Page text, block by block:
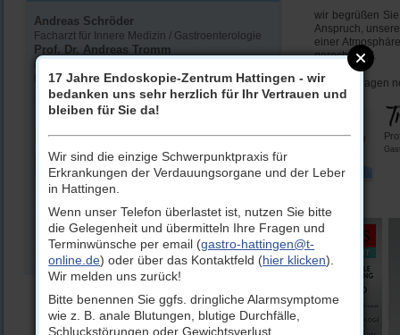
Andreas Schröder
Facharzt für Innere Medizin / Gastroenterologie
Prof. Dr. Andreas Tromm
Facharzt für Innere Medizin / Gastroenterologie /
Proktologie / Ernährungsmedizin
0 23 24 / 502-5205
gastro-hattingen@t-online.de
Sprechstundenzeiten
Montag, Dienstag:
Donnerstag:
07:30 Uhr bis 13:00 Uhr und
14.00 Uhr bis 16.00 Uhr
Freitag:
07:30 Uhr bis 13:00 Uhr
wir begrüßen
Anspruch,
einer
gerecht wird.
Für Ihre Fragen
17 Jahre Endoskopie-Zentrum Hattingen - wir
bedanken uns sehr herzlich für Ihr Vertrauen und
bleiben für Sie da!
Wir sind die einzige Schwerpunktpraxis für
Erkrankungen der Verdauungsorgane und der Leber
in Hattingen.
Wenn unser Telefon überlastet ist, nutzen Sie bitte
die Gelegenheit und übermitteln Ihre Fragen und
Terminwünsche per email (gastro-hattingen@t-
online.de) oder über das Kontaktfeld (hier klicken).
Wir melden uns zurück!
Bitte benennen Sie ggfs. dringliche Alarmsymptome
wie z. B. anale Blutungen, blutige Durchfälle,
Schluckstörungen oder Gewichtsverlust.